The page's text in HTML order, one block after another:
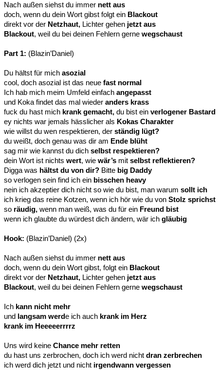
Nach außen siehst du immer nett aus
doch, wenn du dein Wort gibst folgt ein Blackout
direkt vor der Netzhaut, Lichter gehen jetzt aus
Blackout, weil du bei deinen Fehlern gerne wegschaust
Part 1: (Blazin’Daniel)
Du hältst für mich asozial
cool, doch asozial ist das neue fast normal
Ich hab mich meim Umfeld einfach angepasst
und Koka findet das mal wieder anders krass
fuck du hast mich krank gemacht, du bist ein verlogener Bastard
ey nichts war jemals hässlicher als Kokas Charakter
wie willst du wen respektieren, der ständig lügt?
du weißt, doch genau was dir am Ende blüht
sag mir wie kannst du dich selbst respektieren?
dein Wort ist nichts wert, wie wär’s mit selbst reflektieren?
Digga was hältst du von dir? Bitte big Daddy
so verlogen sein find ich ein bisschen heavy
nein ich akzeptier dich nicht so wie du bist, man warum sollt ich
ich krieg das reine Kotzen, wenn ich hör wie du von Stolz sprichst
so räudig, wenn man weiß, was du für ein Freund bist
wenn ich glaubte du würdest dich ändern, wär ich gläubig
Hook: (Blazin’Daniel) (2x)
Nach außen siehst du immer nett aus
doch, wenn du dein Wort gibst, folgt ein Blackout
direkt vor der Netzhaut, Lichter gehen jetzt aus
Blackout, weil du bei deinen Fehlern gerne wegschaust
Ich kann nicht mehr
und
langsam werde ich auch krank im Herz
krank im Heeeeerrrrz
Uns wird keine Chance mehr retten
du hast uns zerbrochen, doch ich werd nicht dran zerbrechen
ich werd dich jetzt und nicht irgendwann vergessen